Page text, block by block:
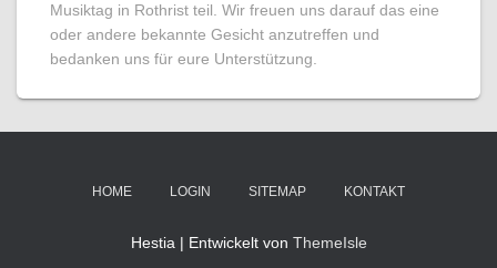
Musiktag in Rothrist teil. Wir freuen uns darauf das eine
oder andere bekannte Gesicht anzutreffen und
bedanken uns für eure Unterstützung.
HOME LOGIN SITEMAP KONTAKT
Hestia | Entwickelt von ThemeIsle